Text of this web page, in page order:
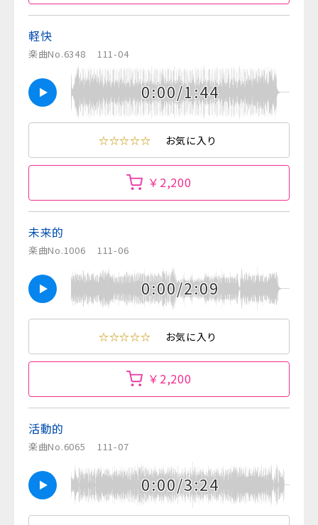
軽快
楽曲No.6348 111-04
0:00/1:44
☆☆☆☆☆ お気に入り
￥2,200
未来的
楽曲No.1006 111-06
0:00/2:09
☆☆☆☆☆ お気に入り
￥2,200
活動的
楽曲No.6065 111-07
0:00/3:24